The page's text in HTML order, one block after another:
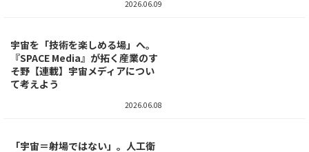
気球で成層圏までロケットを運ん
で宇宙へ発射！ 民間では世界初の
挑戦
2026.06.10